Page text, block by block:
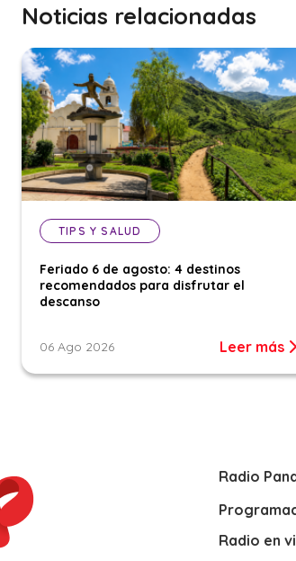
Noticias relacionadas
TIPS Y SALUD
Feriado 6 de agosto: 4 destinos
recomendados para disfrutar el
descanso
06 Ago 2026 Leer más
Radio
Radio en